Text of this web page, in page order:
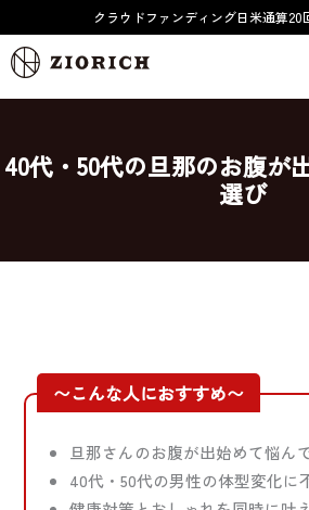
容
を
ス
ッ
プ
クラウドファンディング日米通算20
40代・50代の旦那のお腹が
選び
〜こんな人におすすめ〜
旦那さんのお腹が出始めて悩ん
40代・50代の男性の体型変化に